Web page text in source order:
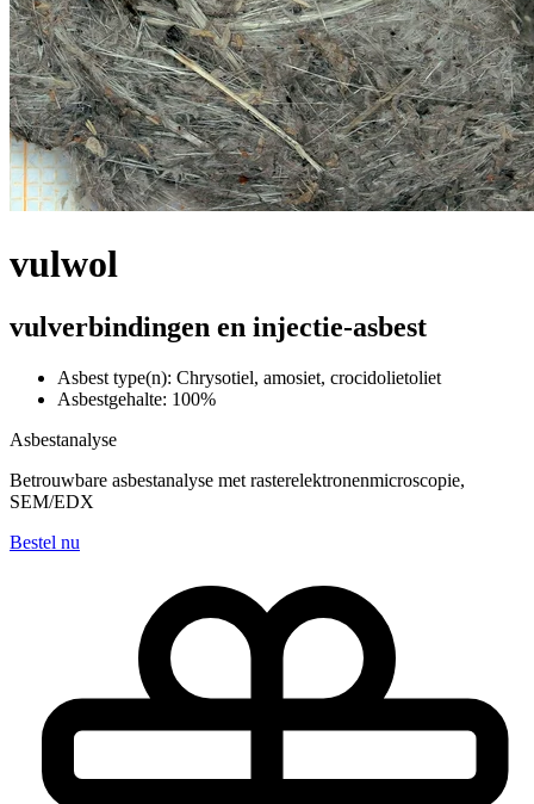
vulwol
vulverbindingen en injectie-asbest
Asbest type(n): Chrysotiel, amosiet, crocidolietoliet
Asbestgehalte: 100%
Asbestanalyse
Betrouwbare asbestanalyse met rasterelektronenmicroscopie,
SEM/EDX
Bestel nu